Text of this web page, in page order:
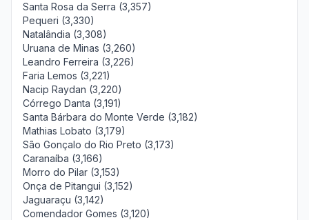
Santa Rosa da Serra (3,357)
Pequeri (3,330)
Natalândia (3,308)
Uruana de Minas (3,260)
Leandro Ferreira (3,226)
Faria Lemos (3,221)
Nacip Raydan (3,220)
Córrego Danta (3,191)
Santa Bárbara do Monte Verde (3,182)
Mathias Lobato (3,179)
São Gonçalo do Rio Preto (3,173)
Caranaíba (3,166)
Morro do Pilar (3,153)
Onça de Pitangui (3,152)
Jaguaraçu (3,142)
Comendador Gomes (3,120)